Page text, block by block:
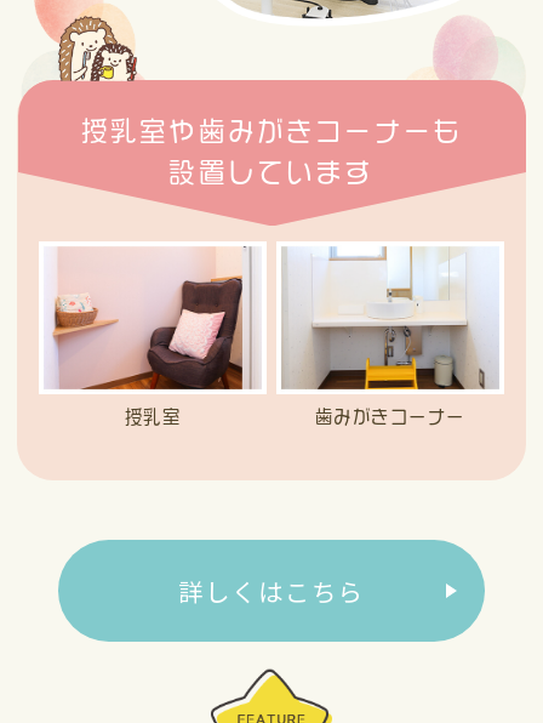
授乳室や歯みがきコーナーも
設置しています
授乳室 歯みがきコーナー
詳しくはこちら